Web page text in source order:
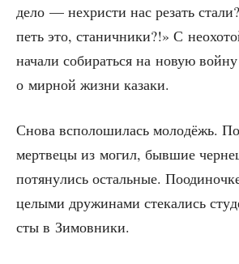
дело — нехри­сти нас резать
петь это, ста­нич­ни­ки?!» С
нача­ли соби­рать­ся на новую
о мир­ной жиз­ни казаки.
Сно­ва вспо­ло­ши­лась моло­дёжь.
мерт­ве­цы из могил, быв­шие
потя­ну­лись осталь­ные.
целы­ми дру­жи­на­ми сте­ка­лись
сты в Зимовники.